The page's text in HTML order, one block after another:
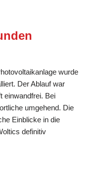
wurde
Der Ablauf war
einwandfrei. Bei
umgehend. Die
Einblicke in die
definitiv